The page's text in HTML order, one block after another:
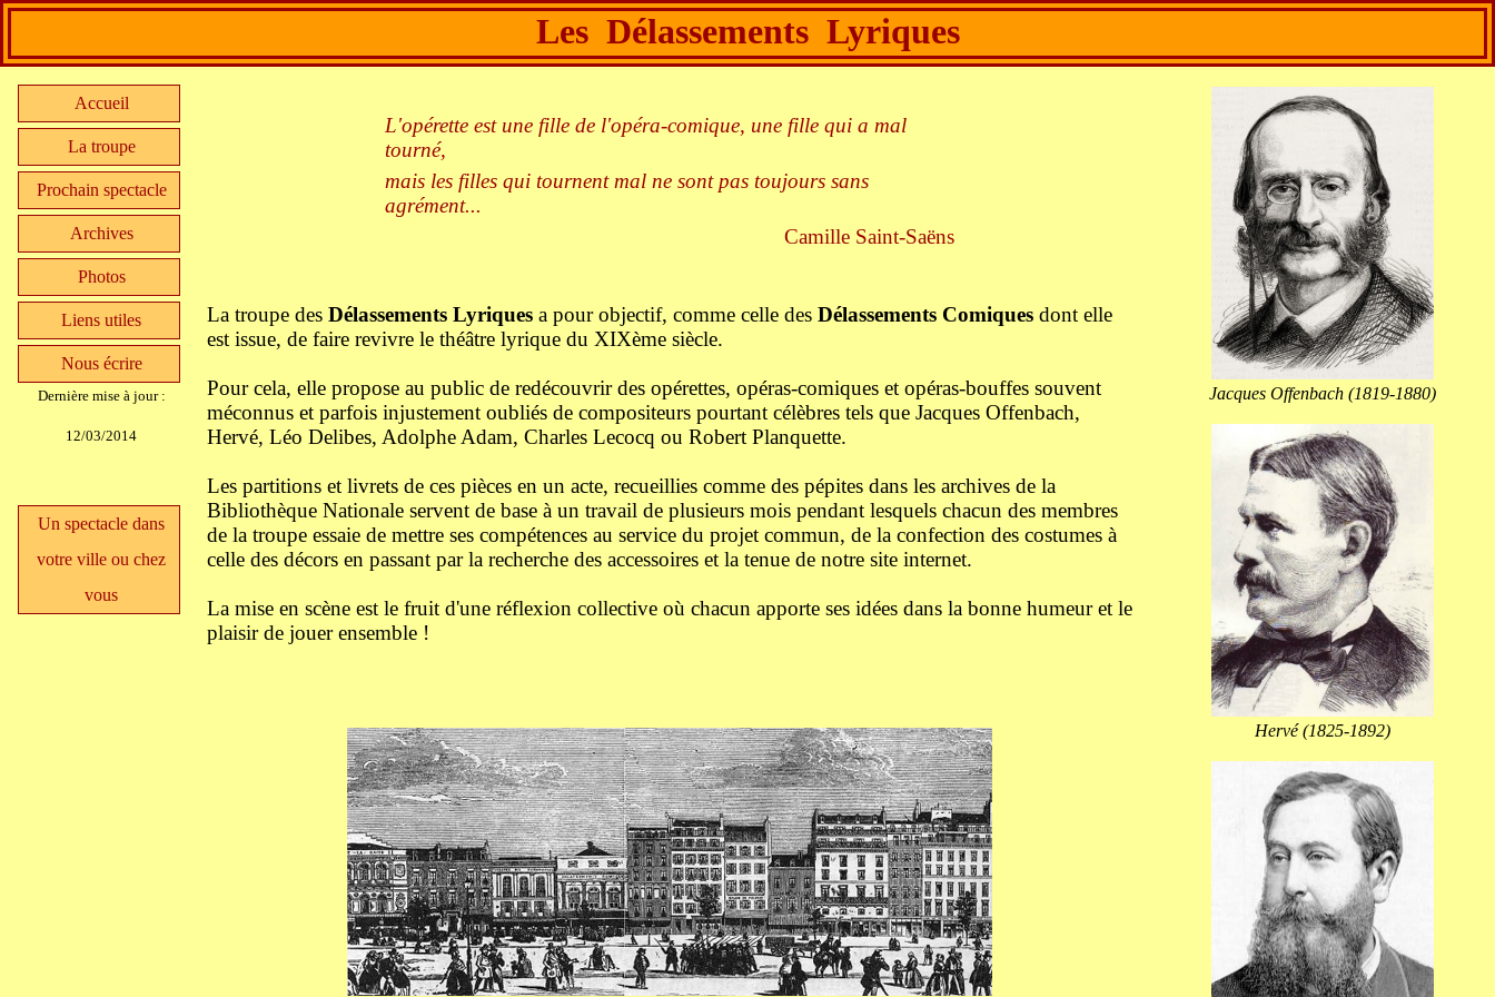
Les Délassements Lyriques
Accueil
La troupe
Prochain spectacle
Archives
Photos
Liens utiles
Nous écrire
Dernière mise à jour :
12/03/2014
Un spectacle dans
votre ville ou chez
vous
Jacques Offenbach (1819-1880)
Hervé (1825-1892)
L'opérette est une fille de l'opéra-comique, une fille qui a mal
tourné,
mais les filles qui tournent mal ne sont pas toujours sans
agrément...
Camille Saint-Saëns
La troupe des Délassements Lyriques a pour objectif, comme celle des Délassements Comiques dont elle
est issue, de faire revivre le théâtre lyrique du XIXème siècle.
Pour cela, elle propose au public de redécouvrir des opérettes, opéras-comiques et opéras-bouffes souvent
méconnus et parfois injustement oubliés de compositeurs pourtant célèbres tels que Jacques Offenbach,
Hervé, Léo Delibes, Adolphe Adam, Charles Lecocq ou Robert Planquette.
Les partitions et livrets de ces pièces en un acte, recueillies comme des pépites dans les archives de la
Bibliothèque Nationale servent de base à un travail de plusieurs mois pendant lesquels chacun des membres
de la troupe essaie de mettre ses compétences au service du projet commun, de la confection des costumes à
celle des décors en passant par la recherche des accessoires et la tenue de notre site internet.
La mise en scène est le fruit d'une réflexion collective où chacun apporte ses idées dans la bonne humeur et le
plaisir de jouer ensemble !